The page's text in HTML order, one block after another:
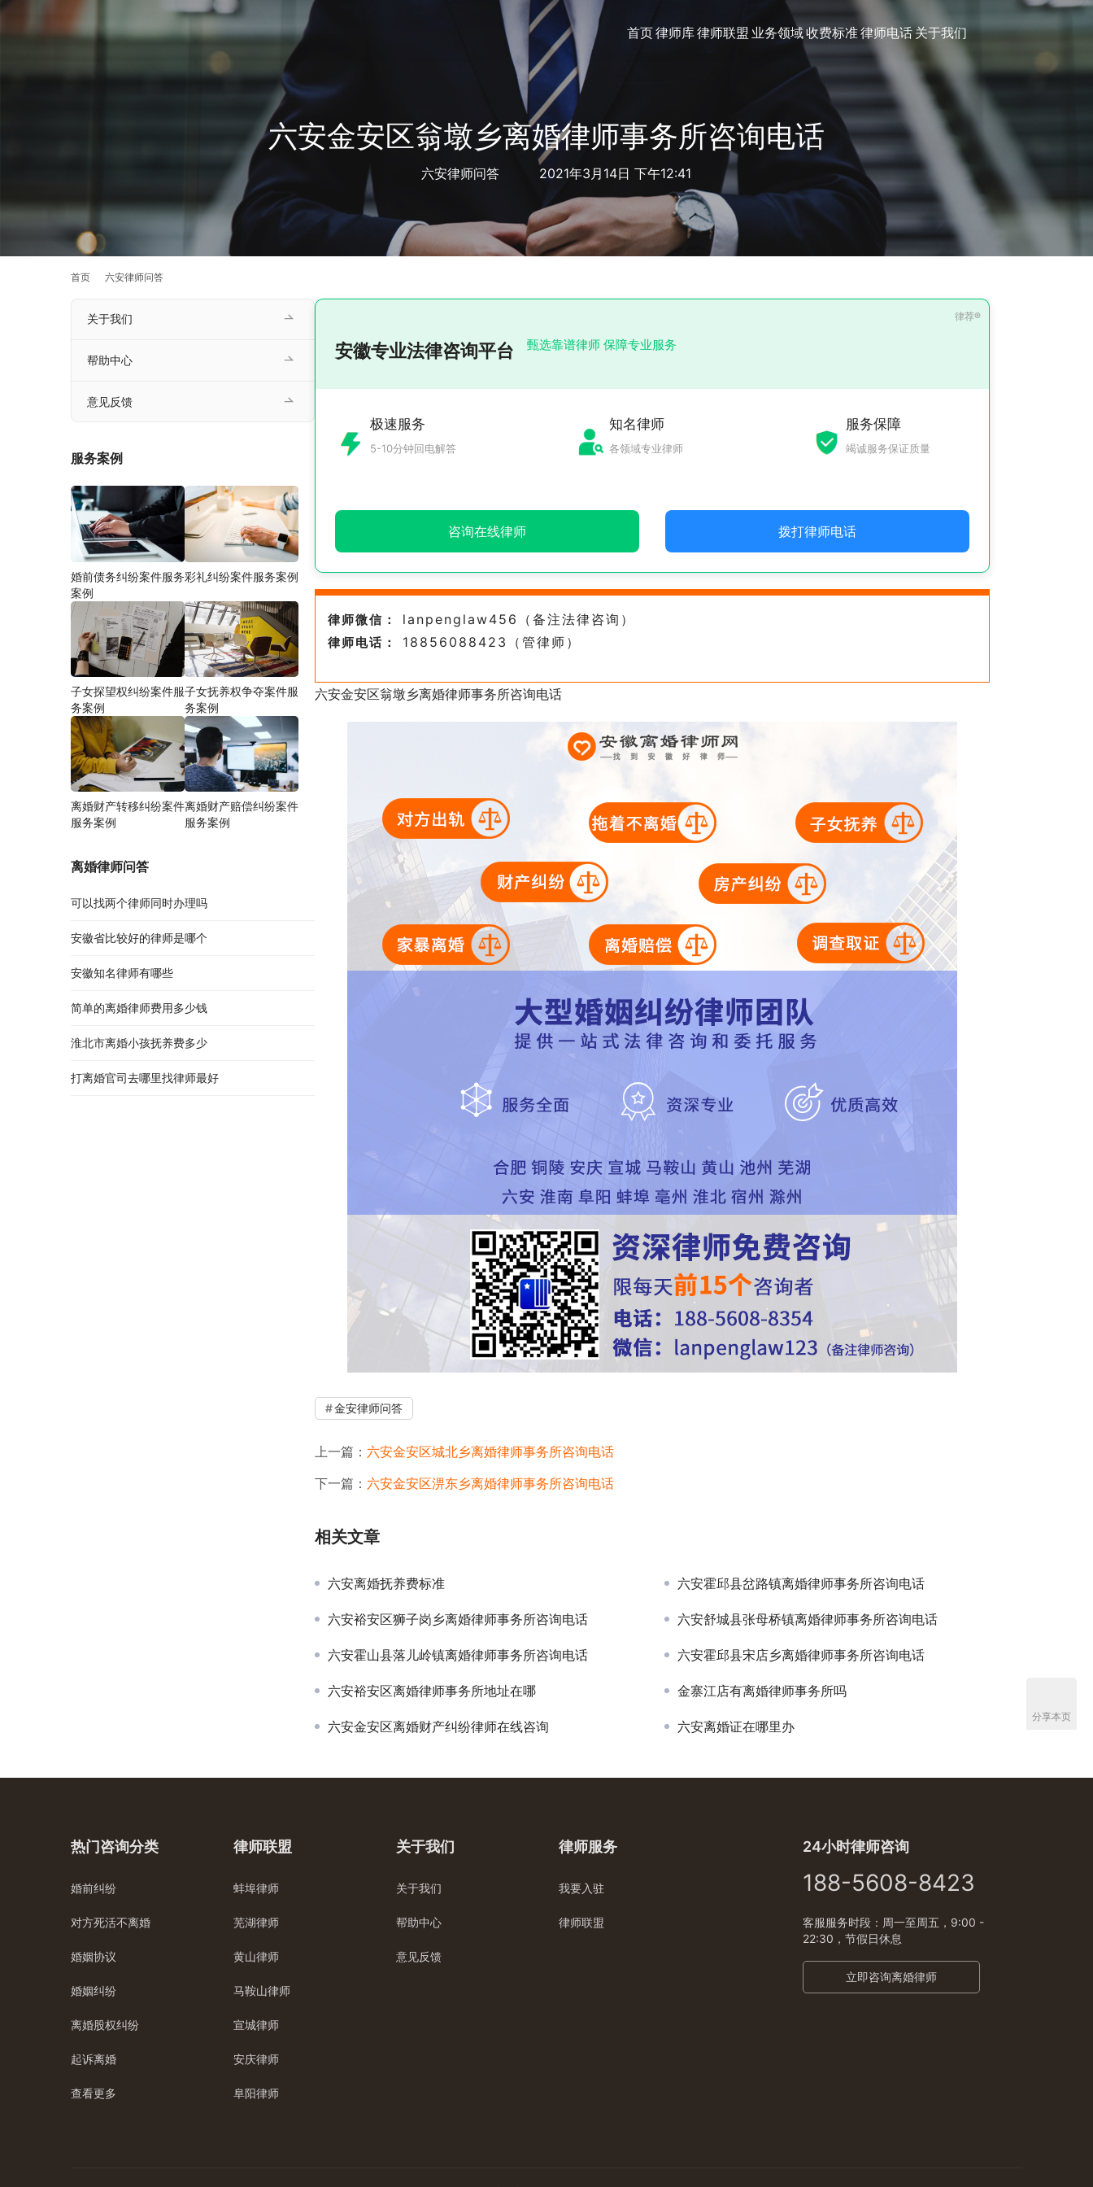
首页律师库律师联盟 业务领域收费标准律师电话关于我们
六安金安区翁墩乡离婚律师事务所咨询电话
六安律师问答 2021年3月14日 下午12:41
首页 六安律师问答
安徽专业法律咨询平台 甄选靠谱律师 保障专业服务
极速服务
5-10分钟回电解答
知名律师
各领域专业律师
服务保障
竭诚服务保证质量
咨询在线律师 拨打律师电话
律师微信： lanpenglaw456（备注法律咨询）
律师电话： 18856088423（管律师）
六安金安区翁墩乡离婚律师事务所咨询电话
金安律师问答
上一篇： 六安金安区城北乡离婚律师事务所咨询电话
下一篇： 六安金安区淠东乡离婚律师事务所咨询电话
相关文章
六安离婚抚养费标准 六安霍邱县岔路镇离婚律师事务所咨询电话
六安裕安区狮子岗乡离婚律师事务所咨询电话 六安舒城县张母桥镇离婚律师事务所咨询电话
六安霍山县落儿岭镇离婚律师事务所咨询电话 六安霍邱县宋店乡离婚律师事务所咨询电话
六安裕安区离婚律师事务所地址在哪 金寨江店有离婚律师事务所吗
六安金安区离婚财产纠纷律师在线咨询 六安离婚证在哪里办
关于我们
帮助中心
意见反馈
服务案例
婚前债务纠纷案件服务
案例
彩礼纠纷案件服务案例
子女探望权纠纷案件服
务案例
子女抚养权争夺案件服
务案例
离婚财产转移纠纷案件
服务案例
离婚财产赔偿纠纷案件
服务案例
离婚律师问答
可以找两个律师同时办理吗
安徽省比较好的律师是哪个
安徽知名律师有哪些
简单的离婚律师费用多少钱
淮北市离婚小孩抚养费多少
打离婚官司去哪里找律师最好
热门咨询分类
婚前纠纷
对方死活不离婚
婚姻协议
婚姻纠纷
离婚股权纠纷
起诉离婚
查看更多
律师联盟
蚌埠律师
芜湖律师
黄山律师
马鞍山律师
宣城律师
安庆律师
阜阳律师
关于我们
关于我们
帮助中心
意见反馈
律师服务
我要入驻
律师联盟
24小时律师咨询
188-5608-8423
客服服务时段：周一至周五，9:00 -
22:30，节假日休息
立即咨询离婚律师
分享本页